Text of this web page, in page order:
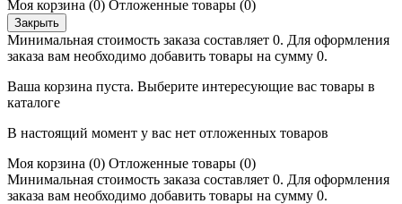
Моя корзина (0) Отложенные товары (0)
Закрыть
Минимальная стоимость заказа составляет 0. Для оформления
заказа вам необходимо добавить товары на сумму 0.
Ваша корзина пуста. Выберите интересующие вас товары в
каталоге
В настоящий момент у вас нет отложенных товаров
Моя корзина (0) Отложенные товары (0)
Минимальная стоимость заказа составляет 0. Для оформления
заказа вам необходимо добавить товары на сумму 0.